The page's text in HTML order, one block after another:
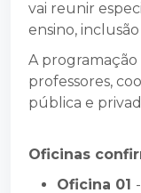
vai reunir
ensino,
A programação
professores,
pública e
Oficinas
Oficina 01 -